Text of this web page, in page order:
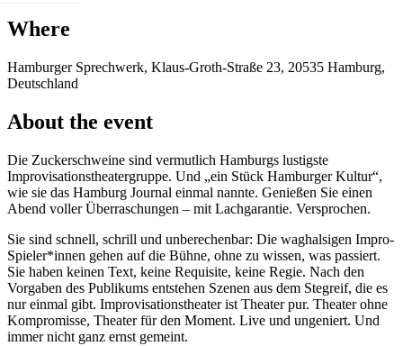
Where
Hamburger Sprechwerk, Klaus-Groth-Straße 23, 20535 Hamburg,
Deutschland
About the event
Die Zuckerschweine sind vermutlich Hamburgs lustigste
Improvisationstheatergruppe. Und „ein Stück Hamburger Kultur“,
wie sie das Hamburg Journal einmal nannte. Genießen Sie einen
Abend voller Überraschungen – mit Lachgarantie. Versprochen.
Sie sind schnell, schrill und unberechenbar: Die waghalsigen Impro-
Spieler*innen gehen auf die Bühne, ohne zu wissen, was passiert.
Sie haben keinen Text, keine Requisite, keine Regie. Nach den
Vorgaben des Publikums entstehen Szenen aus dem Stegreif, die es
nur einmal gibt. Improvisationstheater ist Theater pur. Theater ohne
Kompromisse, Theater für den Moment. Live und ungeniert. Und
immer nicht ganz ernst gemeint.